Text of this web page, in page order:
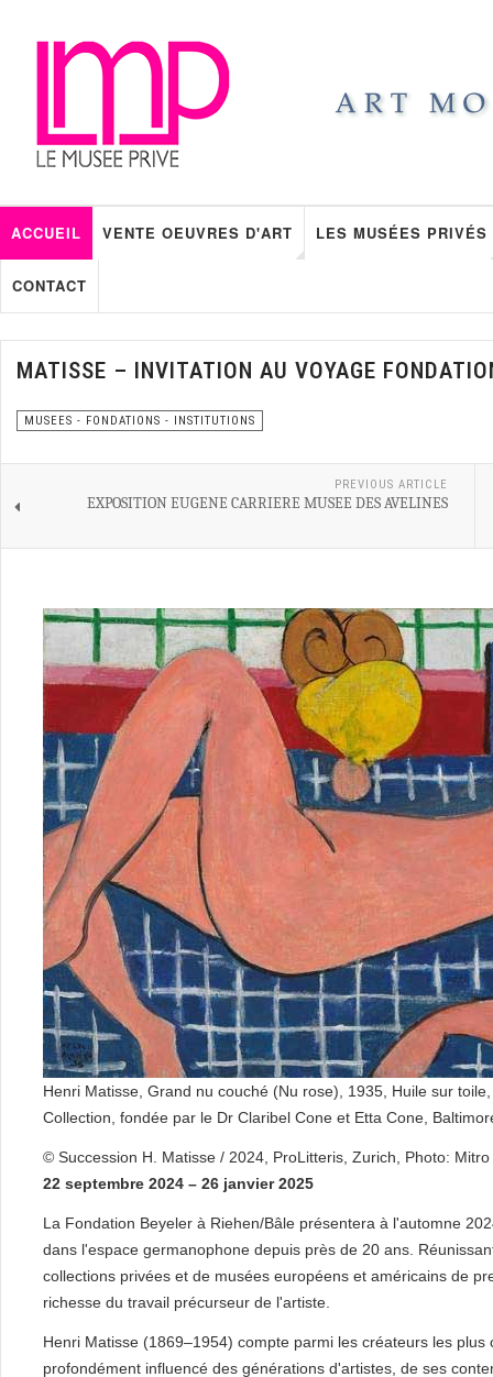
ACCUEIL VENTE OEUVRES D'ART LES MUSÉES PRIVÉS
CONTACT
MATISSE – INVITATION AU VOYAGE
MUSEES - FONDATIONS - INSTITUTIONS
PREVIOUS ARTICLE
EXPOSITION EUGENE CARRIERE MUSEE DES AVELINES
Henri Matisse, Grand nu couché (Nu rose), 1935, Huile sur
Collection, fondée par le Dr Claribel Cone et Etta Cone,
© Succession H. Matisse / 2024, ProLitteris, Zurich, Photo: Mitro
22 septembre 2024 – 26 janvier 2025
La Fondation Beyeler à Riehen/Bâle présentera à l'automne
dans l'espace germanophone depuis près de 20 ans.
collections privées et de musées européens et américains de
richesse du travail précurseur de l'artiste.
Henri Matisse (1869–1954) compte parmi les créateurs les
profondément influencé des générations d'artistes, de ses